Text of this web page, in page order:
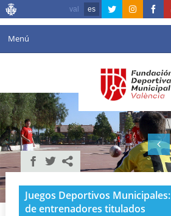
val es
Menú
Agenda
Instalaciones
Comunicación
Valencia en deporte
Portal de Transparencia
Juegos Deportivos
de entrenadores titulados